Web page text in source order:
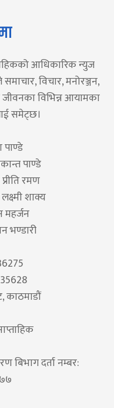
आधिकारिक न्युज
समाचार, विचार, मनोरञ्जन,
जीवनका विभिन्न आयामका
समेट्छ।
पाण्डे
पाण्डे
रमण
शाक्य
महर्जन
भण्डारी
काठमाडौं
बिभाग दर्ता नम्बर: